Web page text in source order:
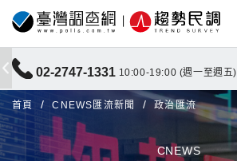
02-2747-1331 10:00-19:00 (週一至週五)
首頁 CNEWS匯流新聞 政治匯流
CNEWS